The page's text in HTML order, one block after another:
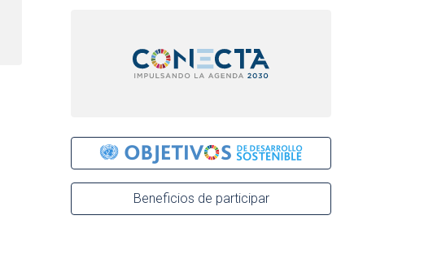
Beneficios de participar